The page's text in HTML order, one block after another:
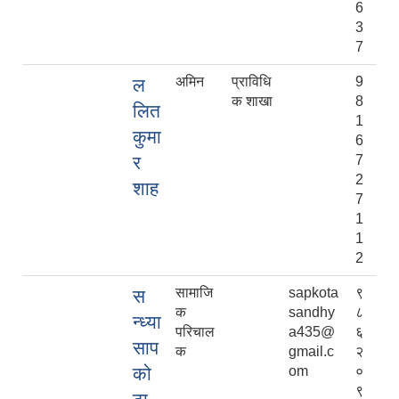
6
3
7
ल
लित
कुमा
र
शाह
अमिन
प्राविधि
क शाखा
9
8
1
6
7
2
7
1
1
2
स
न्ध्या
साप
को
सामाजि
क
परिचाल
क
sapkota
sandhy
a435@
gmail.c
om
९
८
६
२
०
९